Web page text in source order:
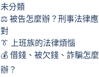
未分類
⚖️ 被告怎麼辦？刑事法律應
對
👔 上班族的法律煩惱
💰 借錢、被欠錢、詐騙怎麼
辦？